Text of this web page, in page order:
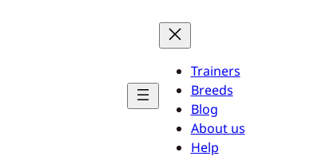
Trainers
Breeds
Blog
About us
Help